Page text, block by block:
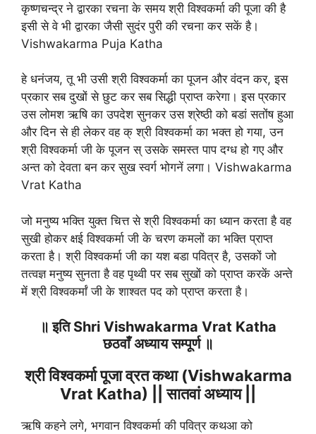
कृष्णचन्द्र ने द्वारका रचना के समय श्री विश्वकर्मा की पूजा की है
इसी से वे भी द्वारका जैसी सुदंर पुरी की रचना कर सकें है।
Vishwakarma Puja Katha
हे धनंजय, तू भी उसी श्री विश्वकर्मा का पूजन और वंदन कर, इस
प्रकार सब दुखों से छुट कर सब सिद्धी प्राप्त करेगा। इस प्रकार
उस लोमश ऋषि का उपदेश सुनकर उस श्रेष्ठी को बडां सतोंष हुआ
और दिन से ही लेकर वह क् श्री विश्वकर्मा का भक्त हो गया, उन
श्री विश्वकर्मा जी के पूजन स् उसके समस्त पाप दग्ध हो गए और
अन्त को देवता बन कर सुख स्वर्ग भोगनें लगा। Vishwakarma
Vrat Katha
जो मनुष्य भक्ति युक्त चित्त से श्री विश्वकर्मा का ध्यान करता है वह
सुखी होकर क्षई विश्वकर्मा जी के चरण कमलों का भक्ति प्राप्त
करता है। श्री विश्वकर्मा जी का यश बडा पवित्र है, उसकों जो
तत्वज्ञ मनुष्य सुनता है वह पृथ्वी पर सब सुखों को प्राप्त करकें अन्ते
में श्री विश्वकर्मां जी के शाश्वत पद को प्राप्त करता है।
॥ इति Shri Vishwakarma Vrat Katha
छठवाँ अध्याय सम्पूर्ण ॥
श्री विश्वकर्मा पूजा व्रत कथा (Vishwakarma
Vrat Katha) || सातवां अध्याय ||
ऋषि कहने लगे, भगवान विश्वकर्मा की पवित्र कथआ को